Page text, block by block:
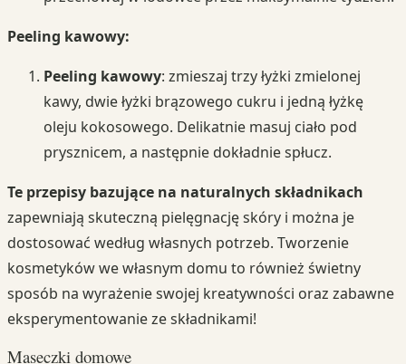
Peeling kawowy:
Peeling kawowy: zmieszaj trzy łyżki zmielonej
kawy, dwie łyżki brązowego cukru i jedną łyżkę
oleju kokosowego. Delikatnie masuj ciało pod
prysznicem, a następnie dokładnie spłucz.
Te przepisy bazujące na naturalnych składnikach
zapewniają skuteczną pielęgnację skóry i można je
dostosować według własnych potrzeb. Tworzenie
kosmetyków we własnym domu to również świetny
sposób na wyrażenie swojej kreatywności oraz zabawne
eksperymentowanie ze składnikami!
Maseczki domowe